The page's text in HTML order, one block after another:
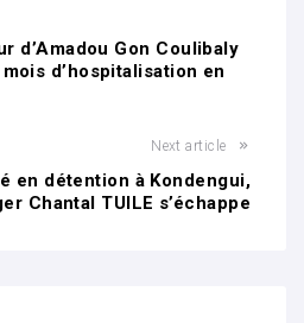
d’Amadou Gon Coulibaly
d’hospitalisation en
Next article
en détention à Kondengui,
Chantal TUILE s’échappe